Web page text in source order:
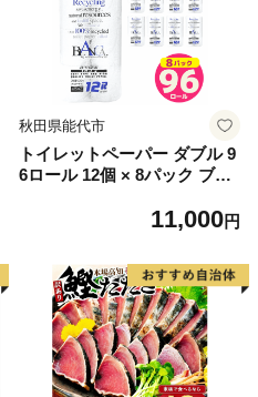
秋田県能代市
トイレットペーパー ダブル 9
6ロール 12個 × 8パック ブラ
用品 消耗品 無香料 生活用品
11,000円